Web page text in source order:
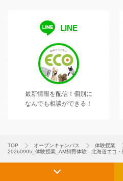
LINE
最新情報を配信！ 個別に
なんでも相談ができる！
TOP オープンキャンパス
体験授業
20260905_体験授業_AM飼育体験 - 北海道エコ・